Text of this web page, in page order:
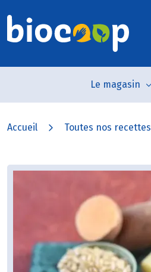
Le magasin
Accueil Toutes nos recettes